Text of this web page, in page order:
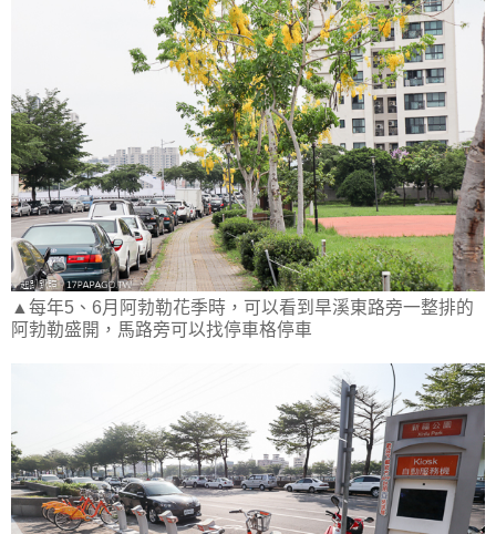
▲每年5、6月阿勃勒花季時，可以看到旱溪東路旁一整排的
阿勃勒盛開，馬路旁可以找停車格停車